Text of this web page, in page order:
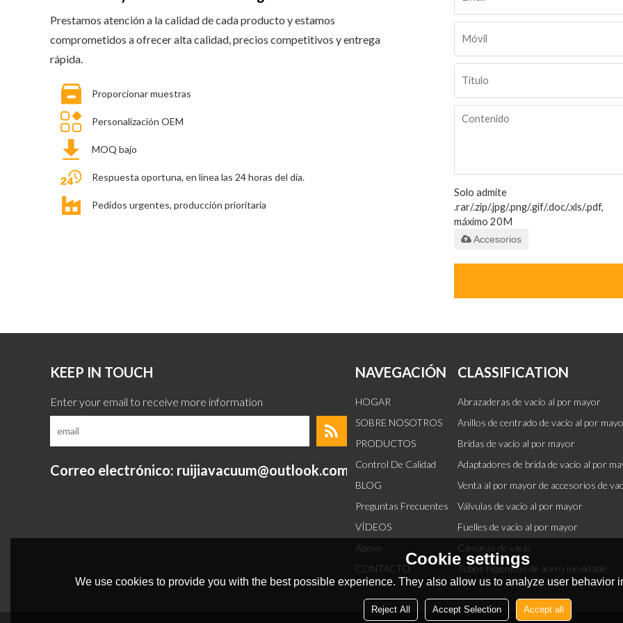
Prestamos atención a la calidad de cada producto y estamos
comprometidos a ofrecer alta calidad, precios competitivos y entrega
rápida.
Proporcionar muestras
Personalización OEM
MOQ bajo
Respuesta oportuna, en línea las 24 horas del día.
Pedidos urgentes, producción prioritaria
Solo admite
.rar/.zip/.jpg/.png/.gif/.doc/.xls/.pdf,
máximo 20M
Accesorios
KEEP IN TOUCH
Correo electrónico: ruijiavacuum@outlook.com
NAVEGACIÓN
HOGAR
SOBRE NOSOTROS
PRODUCTOS
Control De Calidad
BLOG
Preguntas Frecuentes
VÍDEOS
Apoyo
CONTACTO
CLASSIFICATION
Abrazaderas de vacío al por mayor
Anillos de centrado de vacío al por
Bridas de vacío al por mayor
Adaptadores de brida de vacío al por
Venta al por mayor de accesorios de
Válvulas de vacío al por mayor
Fuelles de vacío al por mayor
Cámaras de vacío
Tubos higiénicos de acero inoxidable
Cookie settings
We use cookies to provide you with the best possible experience. They also allow us to analyze user behavior
Reject All Accept Selection Accept all